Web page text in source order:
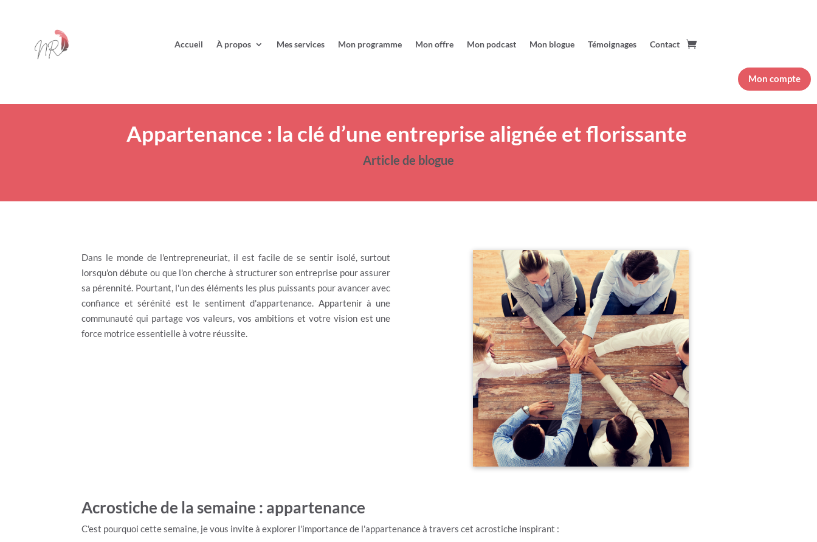
Accueil À propos Mes services Mon programme Mon offre Mon podcast Mon blogue Témoignages Contact
Mon compte
Appartenance : la clé d’une entreprise alignée et florissante
Article de blogue
Dans le monde de l'entrepreneuriat, il est facile de se sentir isolé, surtout
lorsqu'on débute ou que l'on cherche à structurer son entreprise pour assurer
sa pérennité. Pourtant, l'un des éléments les plus puissants pour avancer avec
confiance et sérénité est le sentiment d'appartenance. Appartenir à une
communauté qui partage vos valeurs, vos ambitions et votre vision est une
force motrice essentielle à votre réussite.
Acrostiche de la semaine : appartenance
C'est pourquoi cette semaine, je vous invite à explorer l'importance de l'appartenance à travers cet acrostiche inspirant :